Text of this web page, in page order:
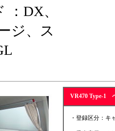
：DX、
ジ、ス
VR470 Type-1
・登録区分：キ